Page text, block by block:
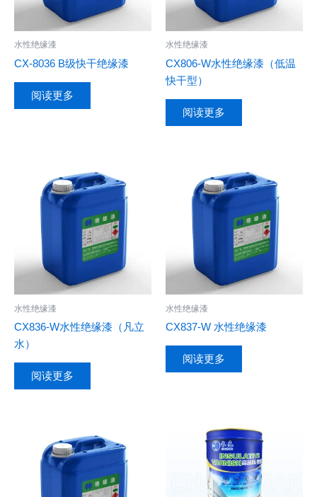
水性绝缘漆
CX-8036 B级快干绝缘漆
阅读更多
水性绝缘漆
CX806-W水性绝缘漆（低温
快干型）
阅读更多
水性绝缘漆
CX836-W水性绝缘漆（凡立
水）
阅读更多
水性绝缘漆
CX837-W 水性绝缘漆
阅读更多